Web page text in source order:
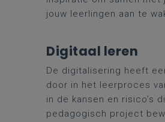
jouw leerlingen aan te
Digitaal leren
De digitalisering heeft
door in het leerproces
in de kansen en risico’s
pedagogisch project